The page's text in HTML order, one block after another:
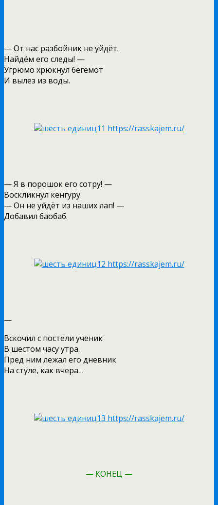
— От нас разбойник не уйдёт.
Найдём его следы! —
Угрюмо хрюкнул бегемот
И вылез из воды.
— Я в порошок его сотру! —
Воскликнул кенгуру.
— Он не уйдёт из наших лап! —
Добавил баобаб.
—
Вскочил с постели ученик
В шестом часу утра.
Пред ним лежал его дневник
На стуле, как вчера…
— КОНЕЦ —